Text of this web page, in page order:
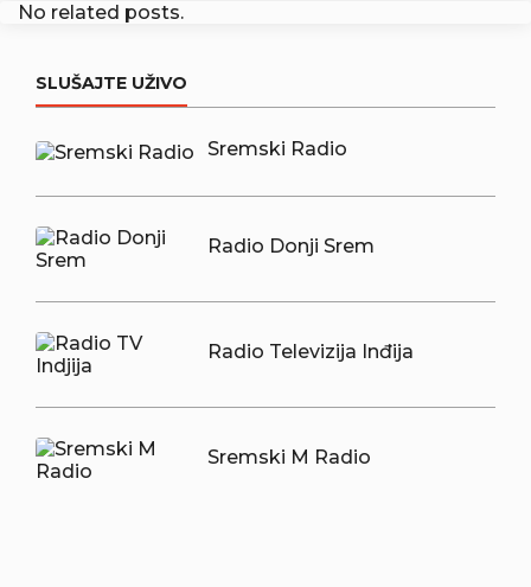
No related posts.
SLUŠAJTE UŽIVO
Sremski Radio
Radio Donji Srem
Radio Televizija Inđija
Sremski M Radio